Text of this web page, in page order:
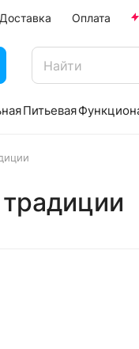
Доставка Оплата
Питьевая